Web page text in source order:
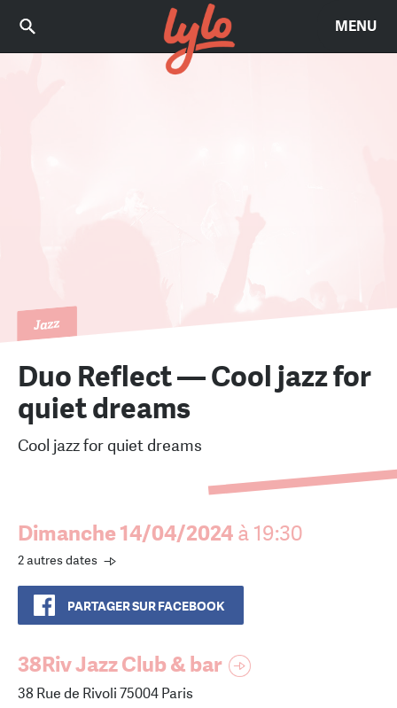
MENU
Jazz
Duo Reflect — Cool jazz for
quiet dreams
Cool jazz for quiet dreams
Dimanche 14/04/2024 à 19:30
2 autres dates
PARTAGER SUR FACEBOOK
38Riv Jazz Club & bar
38 Rue de Rivoli 75004 Paris